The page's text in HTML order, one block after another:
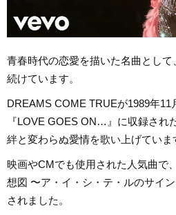
青春時代の恋愛を描いた名曲とし
続けています。
DREAMS COME TRUEが1989年11
『LOVE GOES ON…』に収録され
絆と変わらぬ愛情を歌い上げていま
映画やCMでも使用された人気曲で
想図 〜ア・イ・シ・テ・ルのサイ
されました。